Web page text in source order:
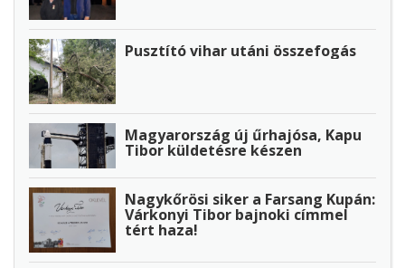
Pusztító vihar utáni összefogás
Magyarország új űrhajósa, Kapu
Tibor küldetésre készen
Nagykőrösi siker a Farsang Kupán:
Várkonyi Tibor bajnoki címmel
tért haza!